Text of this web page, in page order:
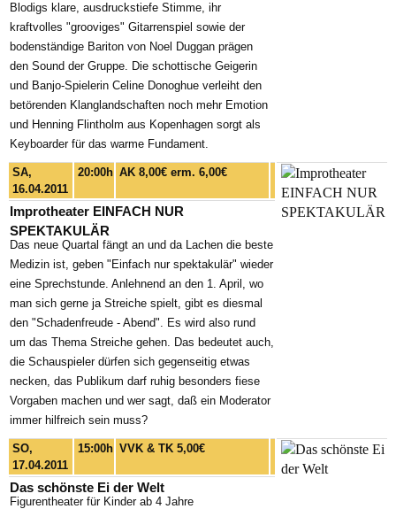
Blodigs klare, ausdruckstiefe Stimme, ihr
kraftvolles "grooviges" Gitarrenspiel sowie der
bodenständige Bariton von Noel Duggan prägen
den Sound der Gruppe. Die schottische Geigerin
und Banjo-Spielerin Celine Donoghue verleiht den
betörenden Klanglandschaften noch mehr Emotion
und Henning Flintholm aus Kopenhagen sorgt als
Keyboarder für das warme Fundament.
SA,
16.04.2011
20:00h AK 8,00€ erm. 6,00€
Improtheater EINFACH NUR
SPEKTAKULÄR
Das neue Quartal fängt an und da Lachen die beste
Medizin ist, geben "Einfach nur spektakulär" wieder
eine Sprechstunde. Anlehnend an den 1. April, wo
man sich gerne ja Streiche spielt, gibt es diesmal
den "Schadenfreude - Abend". Es wird also rund
um das Thema Streiche gehen. Das bedeutet auch,
die Schauspieler dürfen sich gegenseitig etwas
necken, das Publikum darf ruhig besonders fiese
Vorgaben machen und wer sagt, daß ein Moderator
immer hilfreich sein muss?
SO,
17.04.2011
15:00h VVK & TK 5,00€
Das schönste Ei der Welt
Figurentheater für Kinder ab 4 Jahre